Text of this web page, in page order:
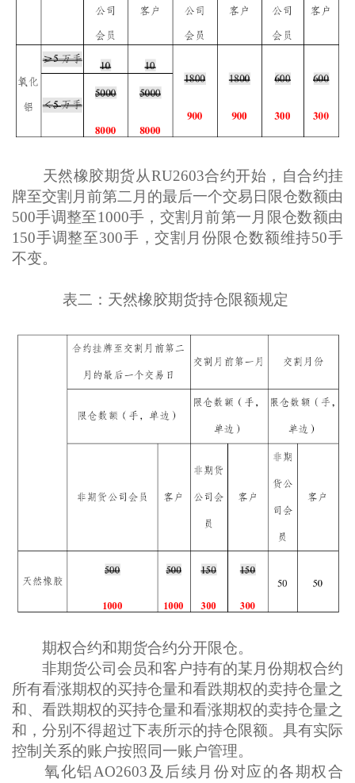
天然橡胶期货从RU2603合约开始，自合约挂
牌至交割月前第二月的最后一个交易日限仓数额由
500手调整至1000手，交割月前第一月限仓数额由
150手调整至300手，交割月份限仓数额维持50手
不变。
表二：天然橡胶期货持仓限额规定
期权合约和期货合约分开限仓。
非期货公司会员和客户持有的某月份期权合约
所有看涨期权的买持仓量和看跌期权的卖持仓量之
和、看跌期权的买持仓量和看涨期权的卖持仓量之
和，分别不得超过下表所示的持仓限额。具有实际
控制关系的账户按照同一账户管理。
氧化铝AO2603及后续月份对应的各期权合